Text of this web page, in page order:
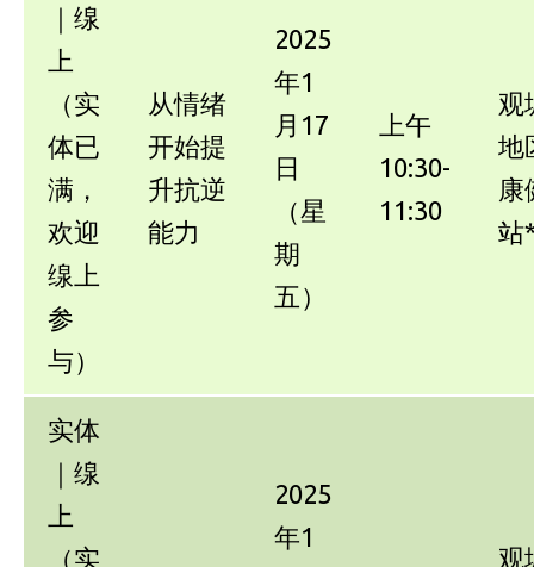
｜缐
上
（实
体已
满，
欢迎
缐上
参
与）
从情绪
开始提
升抗逆
能力
2025
年1
月17
日
（星
期
五）
上午
10:30-
11:30
观
地
康
站
实体
｜缐
上
（实
2025
年1
观